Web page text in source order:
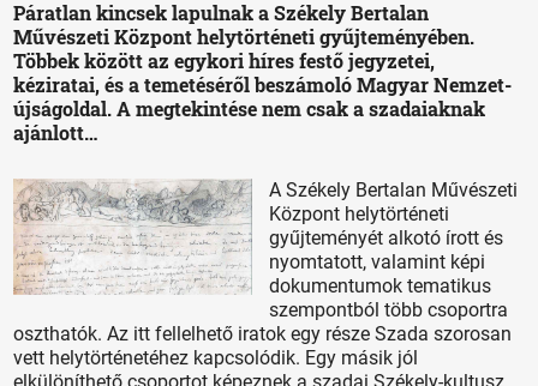
Páratlan kincsek lapulnak a Székely Bertalan
Művészeti Központ helytörténeti gyűjteményében.
Többek között az egykori híres festő jegyzetei,
kéziratai, és a temetéséről beszámoló Magyar Nemzet-
újságoldal. A megtekintése nem csak a szadaiaknak
ajánlott…
A Székely Bertalan Művészeti
Központ helytörténeti
gyűjteményét alkotó írott és
nyomtatott, valamint képi
dokumentumok tematikus
szempontból több csoportra
oszthatók. Az itt fellelhető iratok egy része Szada szorosan
vett helytörténetéhez kapcsolódik. Egy másik jól